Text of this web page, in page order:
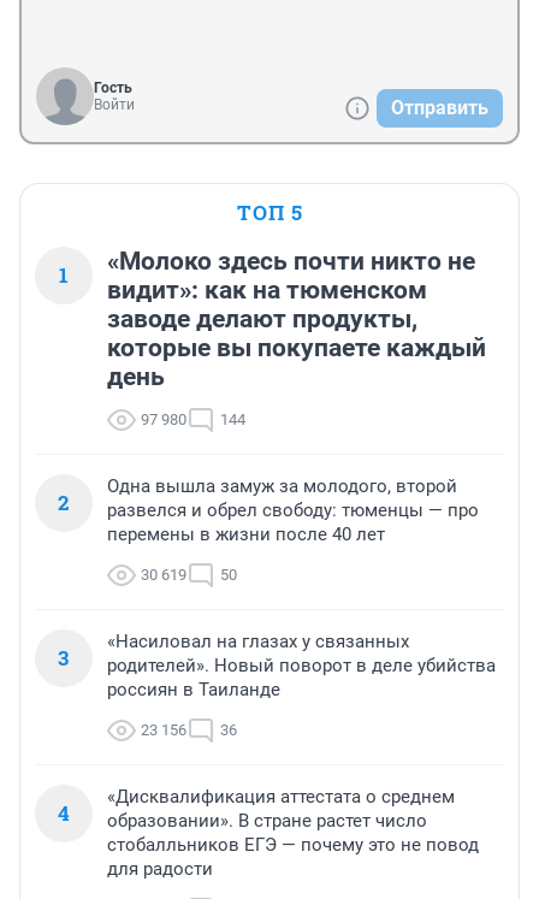
Гость
Войти
Отправить
ТОП 5
1
«Молоко здесь почти никто не
видит»: как на тюменском
заводе делают продукты,
которые вы покупаете каждый
день
97 980 144
2
Одна вышла замуж за молодого, второй
развелся и обрел свободу: тюменцы — про
перемены в жизни после 40 лет
30 619 50
3
«Насиловал на глазах у связанных
родителей». Новый поворот в деле убийства
россиян в Таиланде
23 156 36
4
«Дисквалификация аттестата о среднем
образовании». В стране растет число
стобалльников ЕГЭ — почему это не повод
для радости